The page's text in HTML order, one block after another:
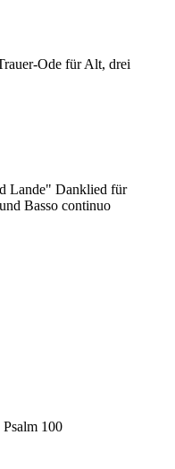
Ode für Alt, drei
Lande" Danklied für
Basso continuo
100